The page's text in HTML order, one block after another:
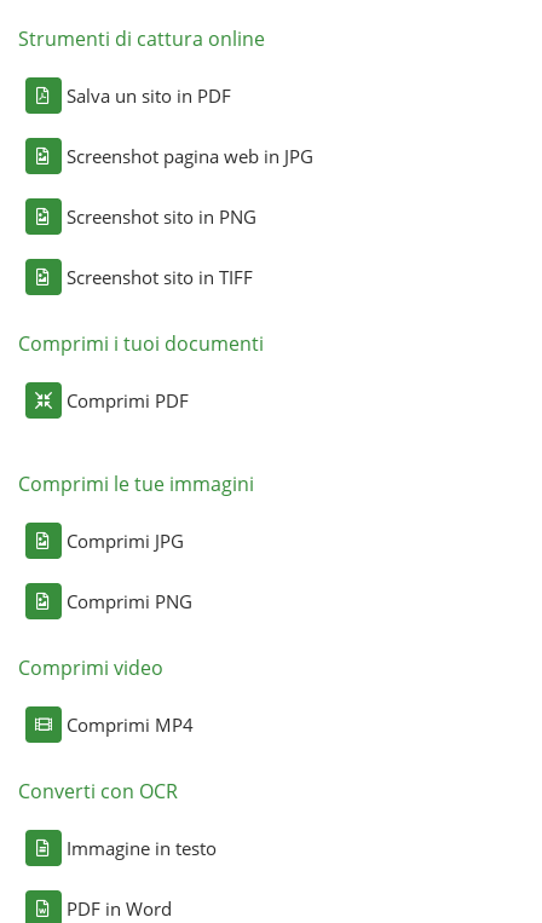
Strumenti di cattura online
Salva un sito in PDF
Screenshot pagina web in JPG
Screenshot sito in PNG
Screenshot sito in TIFF
Comprimi i tuoi documenti
Comprimi PDF
Comprimi le tue immagini
Comprimi JPG
Comprimi PNG
Comprimi video
Comprimi MP4
Converti con OCR
Immagine in testo
PDF in Word